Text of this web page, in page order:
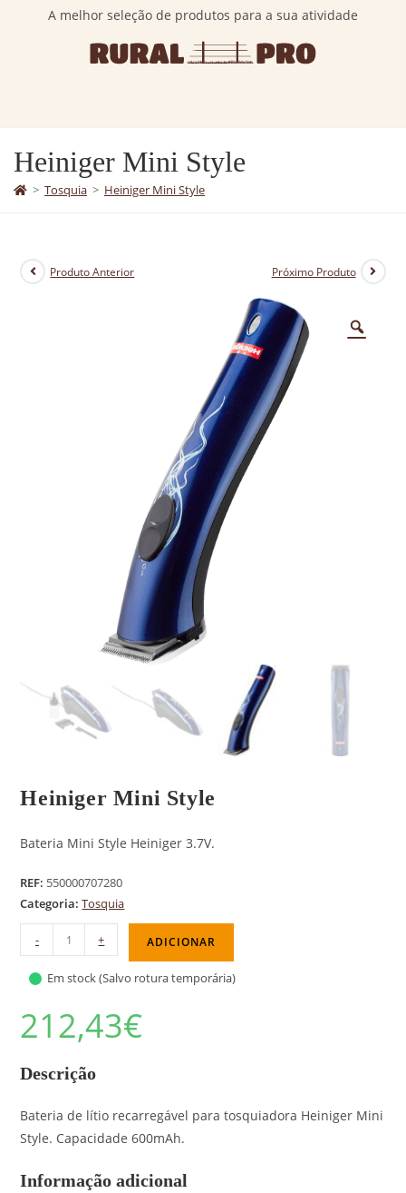
A melhor seleção de produtos para a sua atividade
Heiniger Mini Style
> Tosquia > Heiniger Mini Style
Produto Anterior Próximo Produto
Heiniger Mini Style
Bateria Mini Style Heiniger 3.7V.
REF: 550000707280
Categoria:Tosquia
- + ADICIONAR
Em stock (Salvo rotura temporária)
212,43€
Descrição
Bateria de lítio recarregável para tosquiadora Heiniger Mini
Style. Capacidade 600mAh.
Informação adicional